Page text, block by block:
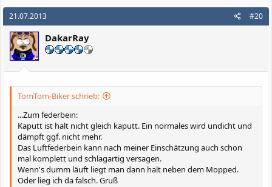
21.07.2013 #20
DakarRay
TomTom-Biker schrieb:
...Zum federbein:
Kaputt ist halt nicht gleich kaputt. Ein normales wird undicht und
dämpft ggf. nicht mehr.
Das Luftfederbein kann nach meiner Einschätzung auch schon
mal komplett und schlagartig versagen.
Wenn's dumm läuft liegt man dann halt neben dem Mopped.
Oder lieg ich da falsch. Gruß